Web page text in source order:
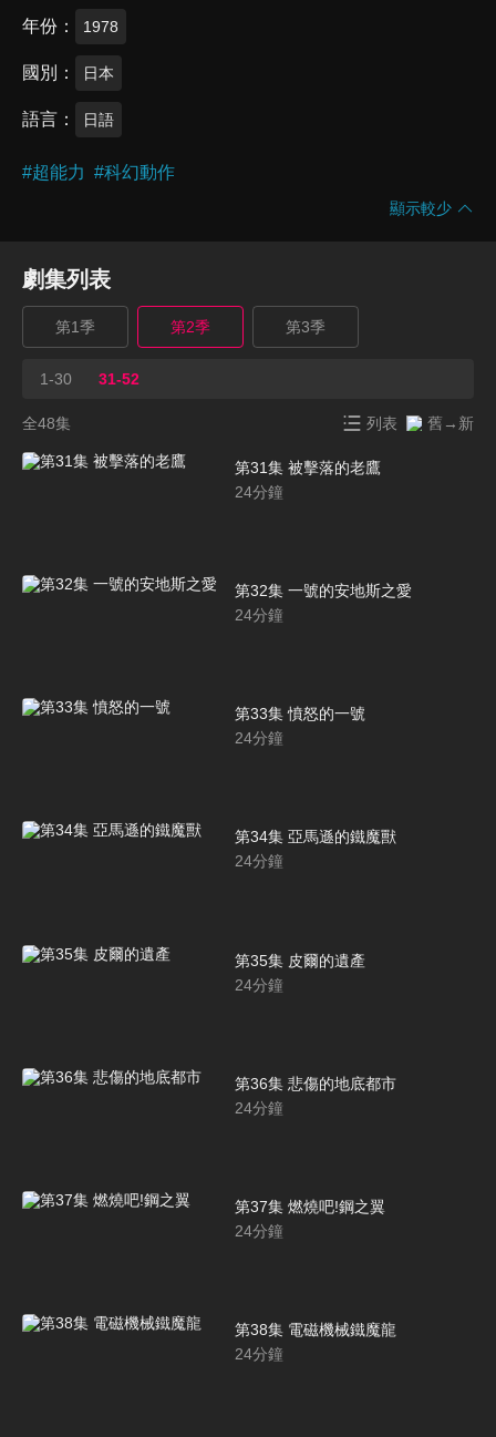
年份 1978
國別 日本
語言 日語
#超能力 #科幻動作
顯示較少
劇集列表
第1季 第2季 第3季
1-30 31-52
全48集 列表 舊→新
第31集 被擊落的老鷹
24分鐘
第32集 一號的安地斯之愛
24分鐘
第33集 憤怒的一號
24分鐘
第34集 亞馬遜的鐵魔獸
24分鐘
第35集 皮爾的遺產
24分鐘
第36集 悲傷的地底都市
24分鐘
第37集 燃燒吧!鋼之翼
24分鐘
第38集 電磁機械鐵魔龍
24分鐘